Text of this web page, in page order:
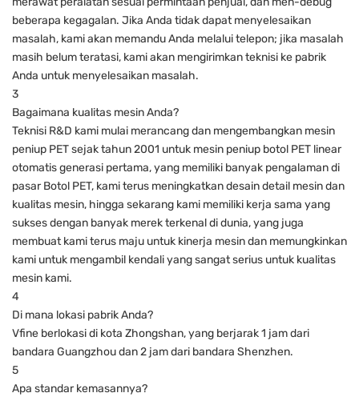
beberapa kegagalan. Jika Anda tidak dapat menyelesaikan
masalah, kami akan memandu Anda melalui telepon; jika masalah
masih belum teratasi, kami akan mengirimkan teknisi ke pabrik
Anda untuk menyelesaikan masalah.
3
Bagaimana kualitas mesin Anda?
Teknisi R&D kami mulai merancang dan mengembangkan mesin
peniup PET sejak tahun 2001 untuk mesin peniup botol PET linear
otomatis generasi pertama, yang memiliki banyak pengalaman di
pasar Botol PET, kami terus meningkatkan desain detail mesin dan
kualitas mesin, hingga sekarang kami memiliki kerja sama yang
sukses dengan banyak merek terkenal di dunia, yang juga
membuat kami terus maju untuk kinerja mesin dan memungkinkan
kami untuk mengambil kendali yang sangat serius untuk kualitas
mesin kami.
4
Di mana lokasi pabrik Anda?
Vfine berlokasi di kota Zhongshan, yang berjarak 1 jam dari
bandara Guangzhou dan 2 jam dari bandara Shenzhen.
5
Apa standar kemasannya?